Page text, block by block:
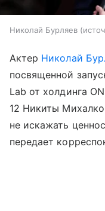
Николай Бурляев
Актер Николай
посвященной
Lab от холдинга
12 Никиты
не искажать
передает